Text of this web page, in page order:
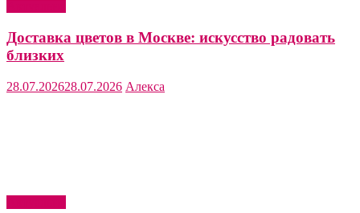
Доставка цветов в Москве: искусство радовать
близких
28.07.202628.07.2026 Алекса